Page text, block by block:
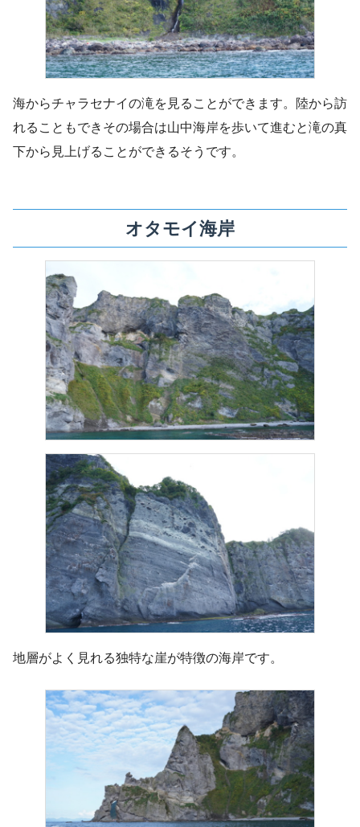
海からチャラセナイの滝を見ることができます。陸から訪
れることもできその場合は山中海岸を歩いて進むと滝の真
下から見上げることができるそうです。
オタモイ海岸
地層がよく見れる独特な崖が特徴の海岸です。